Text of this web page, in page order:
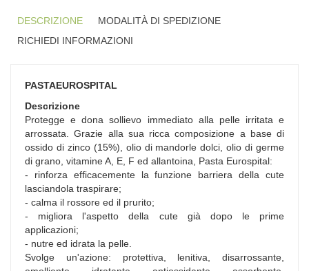
DESCRIZIONE
MODALITÀ DI SPEDIZIONE
RICHIEDI INFORMAZIONI
PASTAEUROSPITAL
Descrizione
Protegge e dona sollievo immediato alla pelle irritata e
arrossata. Grazie alla sua ricca composizione a base di
ossido di zinco (15%), olio di mandorle dolci, olio di germe
di grano, vitamine A, E, F ed allantoina, Pasta Eurospital:
- rinforza efficacemente la funzione barriera della cute
lasciandola traspirare;
- calma il rossore ed il prurito;
- migliora l'aspetto della cute già dopo le prime
applicazioni;
- nutre ed idrata la pelle.
Svolge un'azione: protettiva, lenitiva, disarrossante,